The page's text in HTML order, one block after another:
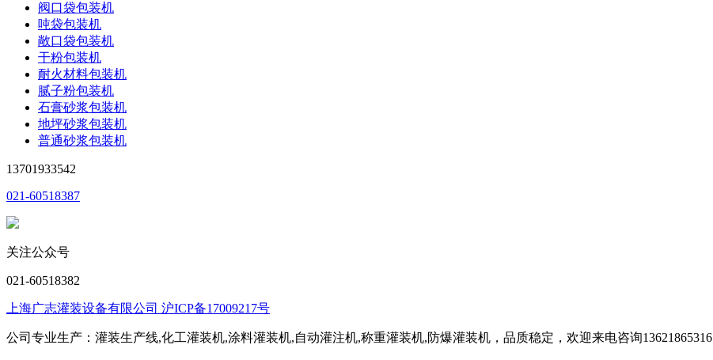
阀口袋包装机
吨袋包装机
敞口袋包装机
干粉包装机
耐火材料包装机
腻子粉包装机
石膏砂浆包装机
地坪砂浆包装机
普通砂浆包装机
13701933542
021-60518387
关注公众号
021-60518382
上海广志灌装设备有限公司 沪ICP备17009217号
公司专业生产：灌装生产线,化工灌装机,涂料灌装机,自动灌注机,称重灌装机,防爆灌装机，品质稳定，欢迎来电咨询13621865316